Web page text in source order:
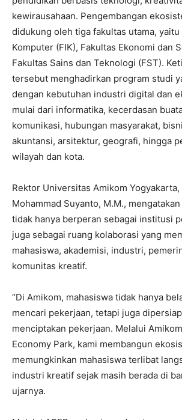
kewirausahaan. Pengembangan
didukung oleh tiga fakultas utama, yaitu
Komputer (FIK), Fakultas Ekonomi dan
Fakultas Sains dan Teknologi (FST).
tersebut menghadirkan program studi
dengan kebutuhan industri digital dan
mulai dari informatika, kecerdasan
komunikasi, hubungan masyarakat,
akuntansi, arsitektur, geografi, hingga
wilayah dan kota.
Rektor Universitas Amikom Yogyakarta,
Mohammad Suyanto, M.M.,
tidak hanya berperan sebagai institusi
juga sebagai ruang kolaborasi yang
mahasiswa, akademisi, industri,
komunitas kreatif.
“Di Amikom, mahasiswa tidak hanya
mencari pekerjaan, tetapi juga
menciptakan pekerjaan. Melalui
Economy Park, kami membangun
memungkinkan mahasiswa terlibat
industri kreatif sejak masih berada di
ujarnya.